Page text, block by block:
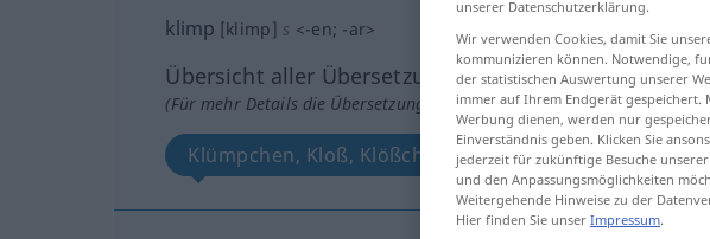
klimp [klimp] s <-en; -ar>
Übersicht aller Übersetzungen
(Für mehr Details die Übersetzung anklicken/antippen)
Klümpchen, Kloß, Klößchen
unserer Datenschutzerklärung.
Wir verwenden Cookies, damit Sie
kommunizieren können. Notwendige,
der statistischen Auswertung unserer
immer auf Ihrem Endgerät
Werbung dienen, werden nur
Einverständnis geben. Klicken Sie
jederzeit für zukünftige Besuche
und den Anpassungsmöglichkeiten
Weitergehende Hinweise zu der
Hier finden Sie unser Impressum.